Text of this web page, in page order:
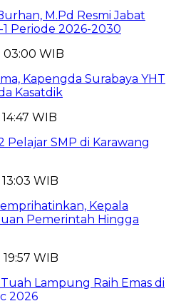
M.Pd Resmi Jabat
1 Periode 2026-2030
03:00 WIB
Kapengda Surabaya YHT
Kasatdik
WIB
Pelajar SMP di Karawang
WIB
Kepala
Pemerintah Hingga
WIB
Tuah Lampung Raih Emas di
2026